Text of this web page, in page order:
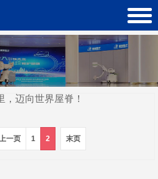
，迈向世界屋脊！
上一页 1 2 末页